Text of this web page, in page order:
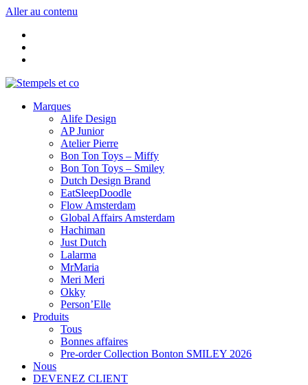
Aller au contenu
Marques
Alife Design
AP Junior
Atelier Pierre
Bon Ton Toys – Miffy
Bon Ton Toys – Smiley
Dutch Design Brand
EatSleepDoodle
Flow Amsterdam
Global Affairs Amsterdam
Hachiman
Just Dutch
Lalarma
MrMaria
Meri Meri
Okky
Person’Elle
Produits
Tous
Bonnes affaires
Pre-order Collection Bonton SMILEY 2026
Nous
DEVENEZ CLIENT